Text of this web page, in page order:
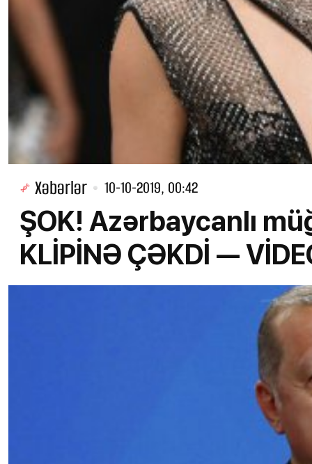
Xəbərlər 10-10-2019, 00:42
ŞOK! Azərbaycanlı
KLİPİNƏ ÇƏKDİ —